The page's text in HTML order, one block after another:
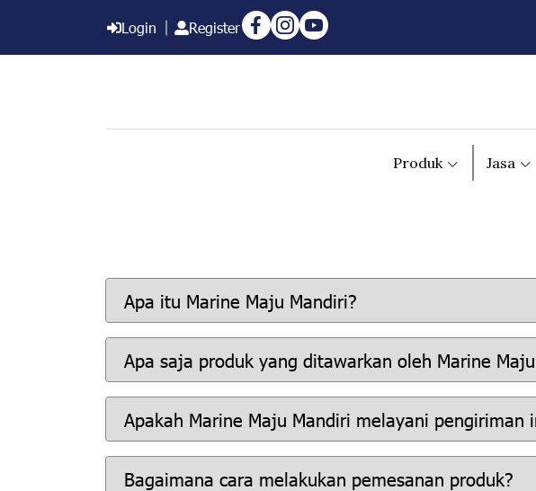
Login Register
Produk Jasa
Apa itu Marine Maju Mandiri?
Apa saja produk yang ditawarkan oleh Marine
Apakah Marine Maju Mandiri melayani pengiriman
Bagaimana cara melakukan pemesanan produk?